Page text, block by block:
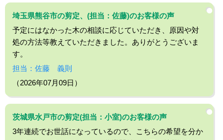
埼玉県熊谷市の剪定、(担当：佐藤)のお客様の声
予定にはなかった木の相談に応じていただき、原因や対
処の方法等教えていただきました。ありがとうございま
す。
担当：佐藤 義則
（2026年07月09日）
茨城県水戸市の剪定(担当：小室)のお客様の声
3年連続でお世話になっているので、こちらの希望を分か